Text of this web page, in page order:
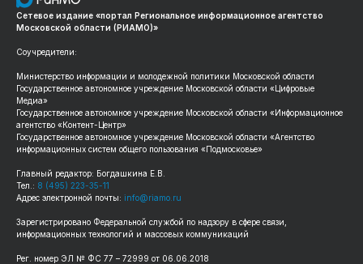
Сетевое издание «портал Региональное информационное агентство
Московской области (РИАМО)»
Соучредители:
Министерство информации и молодежной политики Московской области
Государственное автономное учреждение Московской области «Цифровые
Медиа»
Государственное автономное учреждение Московской области «Информационное
агентство «Контент-Центр»
Государственное автономное учреждение Московской области «Агентство
информационных систем общего пользования «Подмосковье»
Главный редактор: Богдашкина Е.В.
Тел.: 8 (495) 223-35-11
Адрес электронной почты: info@riamo.ru
Зарегистрировано Федеральной службой по надзору в сфере связи,
информационных технологий и массовых коммуникаций
Рег. номер ЭЛ № ФС 77 – 72999 от 06.06.2018